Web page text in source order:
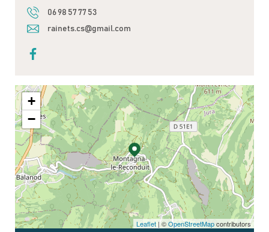
06 98 57 77 53
rainets.cs@gmail.com
+
−
Leaflet | ©OpenStreetMapcontributors